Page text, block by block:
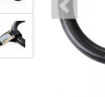
Previous